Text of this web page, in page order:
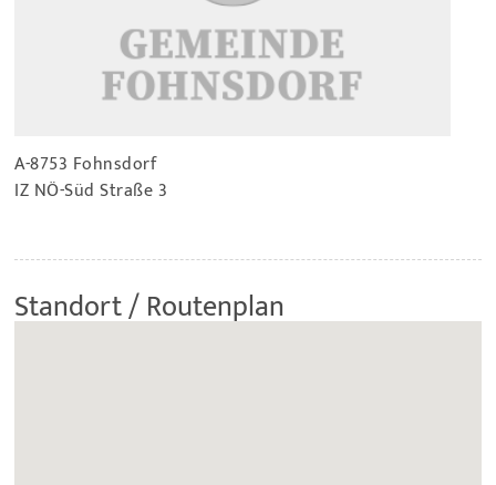
A-8753 Fohnsdorf
IZ NÖ-Süd Straße 3
Standort / Routenplan